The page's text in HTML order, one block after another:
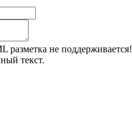
разметка не поддерживается!
текст.